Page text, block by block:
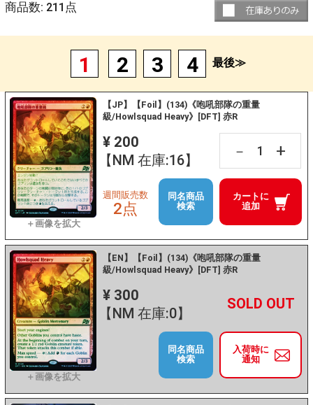
商品数: 211 点
1 2 3 4 最後≫
【JP】【Foil】(134)《咆吼部隊の重量
級/Howlsquad Heavy》[DFT] 赤R
¥ 200
【NM 在庫:16】
－ +
カートに
追加
週間販売数
2点
同名商品
検索
【EN】【Foil】(134)《咆吼部隊の重量
級/Howlsquad Heavy》[DFT] 赤R
¥ 300
【NM 在庫:0】
－ +
入荷時に
通知
同名商品
検索